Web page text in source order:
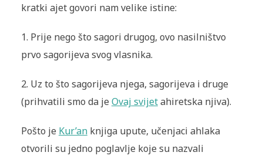
kratki ajet govori nam velike istine:
1. Prije nego što sagori drugog, ovo nasilništvo
prvo sagorijeva svog vlasnika.
2. Uz to što sagorijeva njega, sagorijeva i druge
(prihvatili smo da je Ovaj svijetahiretska njiva).
Pošto je Kur’anknjiga upute, učenjaci ahlaka
otvorili su jedno poglavlje koje su nazvali